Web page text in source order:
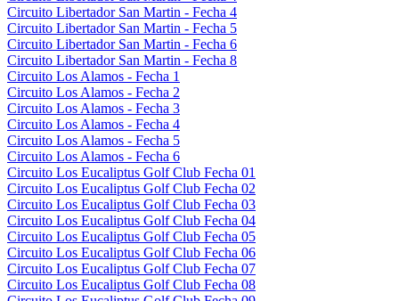
Circuito Libertador San Martin - Fecha 4
Circuito Libertador San Martin - Fecha 5
Circuito Libertador San Martin - Fecha 6
Circuito Libertador San Martin - Fecha 8
Circuito Los Alamos - Fecha 1
Circuito Los Alamos - Fecha 2
Circuito Los Alamos - Fecha 3
Circuito Los Alamos - Fecha 4
Circuito Los Alamos - Fecha 5
Circuito Los Alamos - Fecha 6
Circuito Los Eucaliptus Golf Club Fecha 01
Circuito Los Eucaliptus Golf Club Fecha 02
Circuito Los Eucaliptus Golf Club Fecha 03
Circuito Los Eucaliptus Golf Club Fecha 04
Circuito Los Eucaliptus Golf Club Fecha 05
Circuito Los Eucaliptus Golf Club Fecha 06
Circuito Los Eucaliptus Golf Club Fecha 07
Circuito Los Eucaliptus Golf Club Fecha 08